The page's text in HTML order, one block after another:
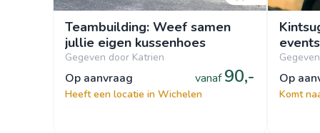
Teambuilding: Weef samen
jullie eigen kussenhoes
Gegeven door Katrien
op aanvraag vanaf 90,-
Heeft een locatie in Wichelen
events
op
Komt